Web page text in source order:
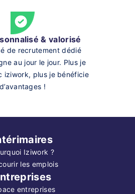
& valorisé
de recrutement dédié
au jour le jour. Plus je
iziwork, plus je bénéficie
d’avantages !
Iziwork ?
les emplois
entreprises